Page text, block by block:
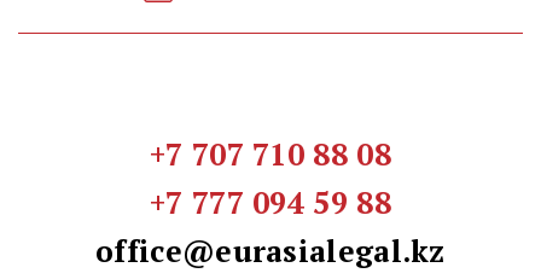
+7 707 710 88 08
+7 777 094 59 88
office@eurasialegal.kz